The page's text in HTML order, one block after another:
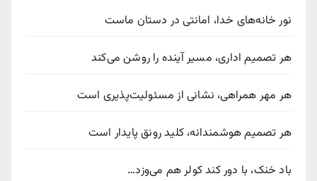
نور خانه‌های خدا، امانتی در دستان ماست
هر تصمیم اداری، مسیر آینده را روشن می‌کند
هر مهر همراهی، نشانی از مسئولیت‌پذیری است
هر تصمیم هوشمندانه، کلید رونق پایدار است
باد خنک، با دور کند کولر هم می‌وزد…